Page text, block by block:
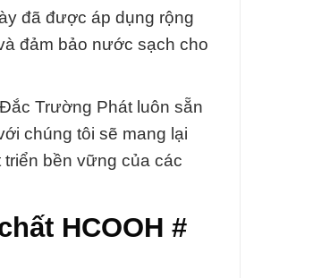
đã được áp dụng rộng
đảm bảo nước sạch cho
Trường Phát luôn sẵn
chúng tôi sẽ mang lại
bền vững của các
HCOOH #